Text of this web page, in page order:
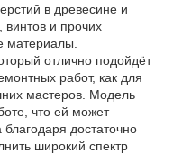
в древесине и
винтов и прочих
материалы.
отлично подойдёт
работ, как для
мастеров. Модель
что ей может
достаточно
широкий спектр